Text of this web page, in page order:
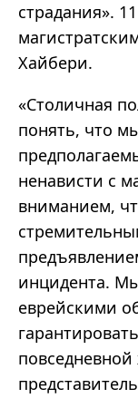
страдания».
Хайбери.
«Столичная
понять, что
ненависти с
вниманием,
инцидента.
еврейскими